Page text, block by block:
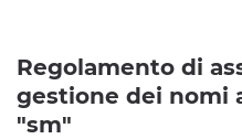
Regolamento di
gestione dei nomi
"sm"